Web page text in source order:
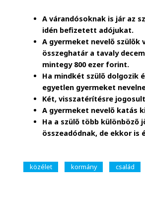
A várandósoknak is jár az
idén befizetett adójukat.
A gyermeket nevelő
összeghatár a tavaly
mintegy 800 ezer forint.
Ha mindkét szülő dolgozik
egyetlen gyermeket
Két, visszatérítésre
A gyermeket nevelő katás
Ha a szülő több
összeadódnak, de ekkor is
közélet kormány család